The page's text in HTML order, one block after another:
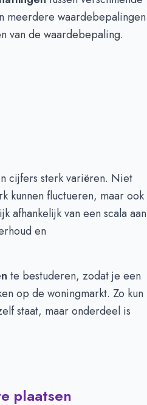
meerdere waardebepalingen
van de waardebepaling.
cijfers sterk variëren. Niet
kunnen fluctueren, maar ook
afhankelijk van een scala aan
en
te bestuderen, zodat je een
op de woningmarkt. Zo kun
staat, maar onderdeel is
plaatsen